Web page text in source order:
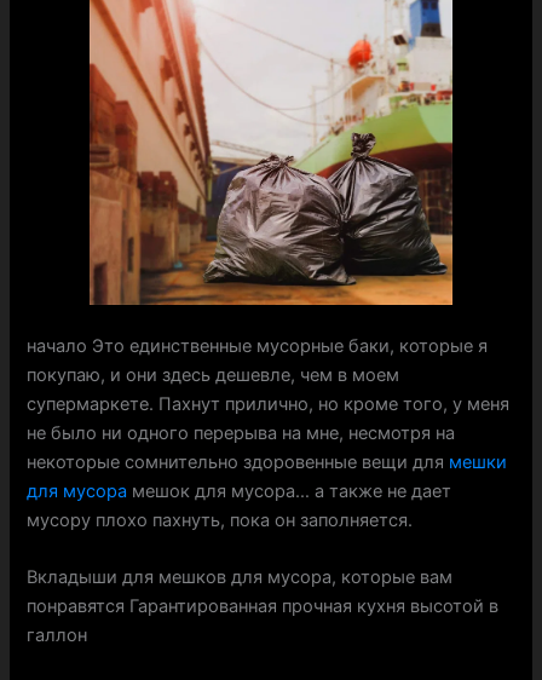
начало Это единственные мусорные баки, которые я
покупаю, и они здесь дешевле, чем в моем
супермаркете. Пахнут прилично, но кроме того, у меня
не было ни одного перерыва на мне, несмотря на
некоторые сомнительно здоровенные вещи для мешки
для мусора мешок для мусора… а также не дает
мусору плохо пахнуть, пока он заполняется.
Вкладыши для мешков для мусора, которые вам
понравятся Гарантированная прочная кухня высотой в
галлон